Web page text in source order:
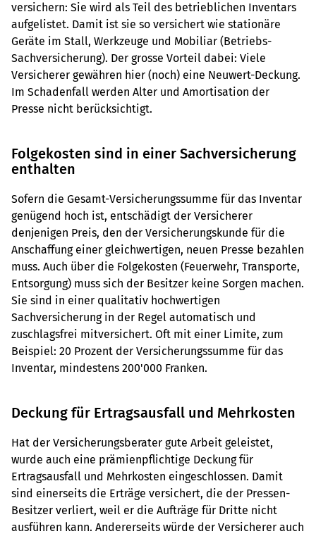
versichern: Sie wird als Teil des betrieblichen Inventars
aufgelistet. Damit ist sie so versichert wie stationäre
Geräte im Stall, Werkzeuge und Mobiliar (Betriebs-
Sachversicherung). Der grosse Vorteil dabei: Viele
Versicherer gewähren hier (noch) eine Neuwert-Deckung.
Im Schadenfall werden Alter und Amortisation der
Presse nicht berücksichtigt.
Folgekosten sind in einer Sachversicherung
enthalten
Sofern die Gesamt-Versicherungssumme für das Inventar
genügend hoch ist, entschädigt der Versicherer
denjenigen Preis, den der Versicherungskunde für die
Anschaffung einer gleichwertigen, neuen Presse bezahlen
muss. Auch über die Folgekosten (Feuerwehr, Transporte,
Entsorgung) muss sich der Besitzer keine Sorgen machen.
Sie sind in einer qualitativ hochwertigen
Sachversicherung in der Regel automatisch und
zuschlagsfrei mitversichert. Oft mit einer Limite, zum
Beispiel: 20 Prozent der Versicherungssumme für das
Inventar, mindestens 200'000 Franken.
Deckung für Ertragsausfall und Mehrkosten
Hat der Versicherungsberater gute Arbeit geleistet,
wurde auch eine prämienpflichtige Deckung für
Ertragsausfall und Mehrkosten eingeschlossen. Damit
sind einerseits die Erträge versichert, die der Pressen-
Besitzer verliert, weil er die Aufträge für Dritte nicht
ausführen kann. Andererseits würde der Versicherer auch